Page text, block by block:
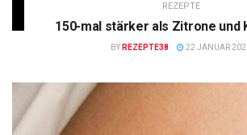
REZEPTE
150-mal stärker als Zitrone und
BY REZEPTE38 22 JANUAR